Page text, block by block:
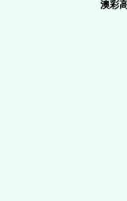
澳彩